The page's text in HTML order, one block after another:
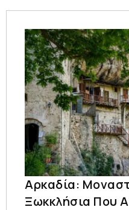
Αρκαδία:
Ξωκκλήσια Που